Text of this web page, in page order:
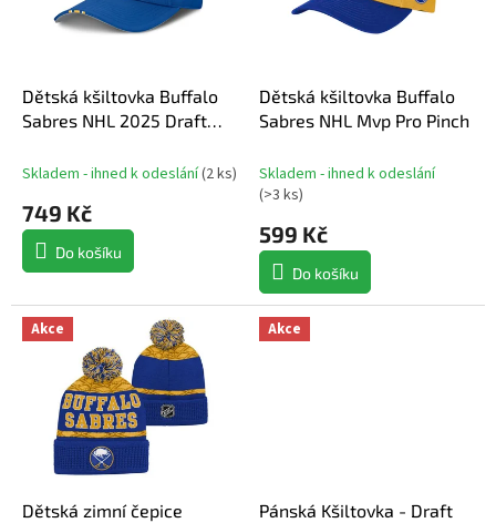
Abecedně
Dětská kšiltovka Buffalo
Sabres NHL 2025 Draft
Adjustable Meshback
Skladem - ihned k odeslání(2 ks)
749 Kč
Do košíku
Dětská kšiltovka Buffalo
Sabres NHL Mvp Pro Pinch
Skladem - ihned k odeslání
(>3 ks)
599 Kč
Do košíku
Akce
Dětská zimní čepice
Akce
Pánská Kšiltovka - Draft